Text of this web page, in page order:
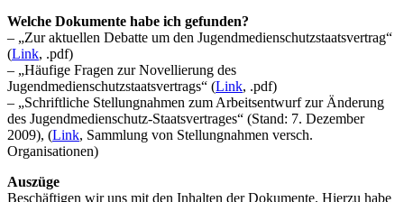
Welche Dokumente habe ich gefunden?
– „Zur aktuellen Debatte um den Jugendmedienschutzstaatsvertrag“
(Link, .pdf)
– „Häufige Fragen zur Novellierung des
Jugendmedienschutzstaatsvertrags“ (Link, .pdf)
– „Schriftliche Stellungnahmen zum Arbeitsentwurf zur Änderung
des Jugendmedienschutz-Staatsvertrages“ (Stand: 7. Dezember
2009), (Link, Sammlung von Stellungnahmen versch.
Organisationen)
Auszüge
Beschäftigen wir uns mit den Inhalten der Dokumente. Hierzu habe